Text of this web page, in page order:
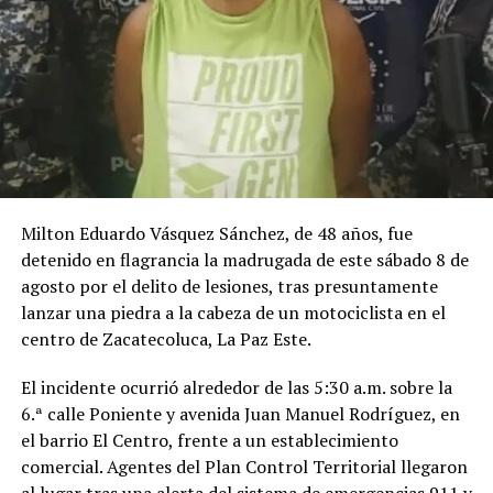
Milton Eduardo Vásquez Sánchez, de 48 años, fue
detenido en flagrancia la madrugada de este sábado 8 de
agosto por el delito de lesiones, tras presuntamente
lanzar una piedra a la cabeza de un motociclista en el
centro de Zacatecoluca, La Paz Este.
El incidente ocurrió alrededor de las 5:30 a.m. sobre la
6.ª calle Poniente y avenida Juan Manuel Rodríguez, en
el barrio El Centro, frente a un establecimiento
comercial. Agentes del Plan Control Territorial llegaron